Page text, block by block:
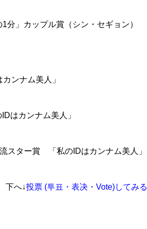
」カップル賞（シン・セギョン）
ンナム美人」
はカンナム美人」
ター賞 「私のIDはカンナム美人」
下へ↓投票 (투표・表决・ Vote)してみる